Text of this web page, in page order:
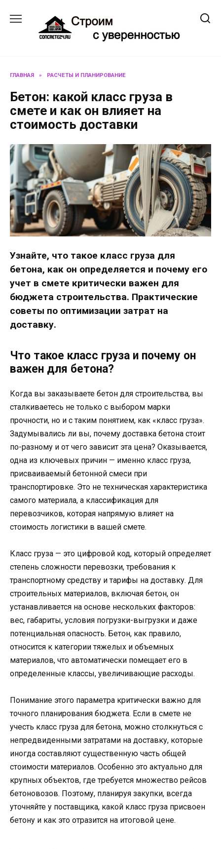
содержанию
ГЛАВНАЯ » РАСЧЕТЫ И ПЛАНИРОВАНИЕ
Бетон: какой класс груза в
смете и как он влияет на
стоимость доставки
Узнайте, что такое класс груза для
бетона, как он определяется и почему его
учет в смете критически важен для
бюджета строительства. Практические
советы по оптимизации затрат на
доставку.
Что такое класс груза и почему он
важен для бетона?
Когда вы заказываете бетон для строительства, вы
сталкиваетесь не только с выбором марки
прочности, но и с таким понятием, как «класс груза».
Задумывались ли вы, почему доставка бетона стоит
по-разному и от чего зависит эта цена? Оказывается,
одна из ключевых причин — именно класс груза,
присваиваемый бетонной смеси при
транспортировке. Это не техническая характеристика
самого материала, а классификация для
перевозчиков, которая напрямую влияет на
стоимость логистики в вашей смете.
Класс груза — это цифровой код, который определяет
степень сложности перевозки, требования к
транспортному средству и тарифы на доставку. Для
строительных материалов, включая бетон, он
устанавливается на основе нескольких факторов:
вес, габариты, условия погрузки-выгрузки и даже
потенциальная опасность. Бетон, как правило,
относится к категории тяжелых и объемных
материалов, что автоматически помещает его в
определенные классы, увеличивающие расходы.
Понимание этого параметра критически важно для
точного планирования бюджета. Если в смете не
учесть класс груза для бетона, можно столкнуться с
непредвиденными затратами на доставку, которые
иногда составляют существенную часть общей
стоимости материалов. Особенно это актуально для
крупных объектов, где требуется множество рейсов
бетоновозов. Поэтому, планируя закупки, всегда
уточняйте у поставщика, какой класс груза присвоен
бетону и как это отразится на итоговой цене.